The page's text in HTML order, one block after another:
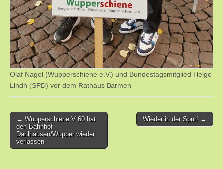
Olaf Nagel (Wupperschiene e.V.) und Bundestagsmitglied Helge
Lindh (SPD) vor dem Rathaus Barmen
Post
navigation
← Wupperschiene V 60 hat
den Bahnhof
Dahlhausen/Wupper wieder
verlassen
Wieder in der Spur! →